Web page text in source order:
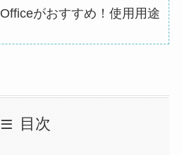
がおすすめ！使用用途
目次